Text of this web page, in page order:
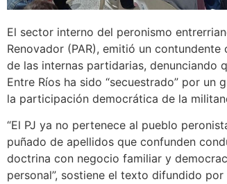
El sector interno del peronismo
Renovador (PAR), emitió un
de las internas partidarias, denunciando
Entre Ríos ha sido “secuestrado” por un
la participación democrática de la
“El PJ ya no pertenece al pueblo
puñado de apellidos que confunden
doctrina con negocio familiar y
personal”, sostiene el texto difundido